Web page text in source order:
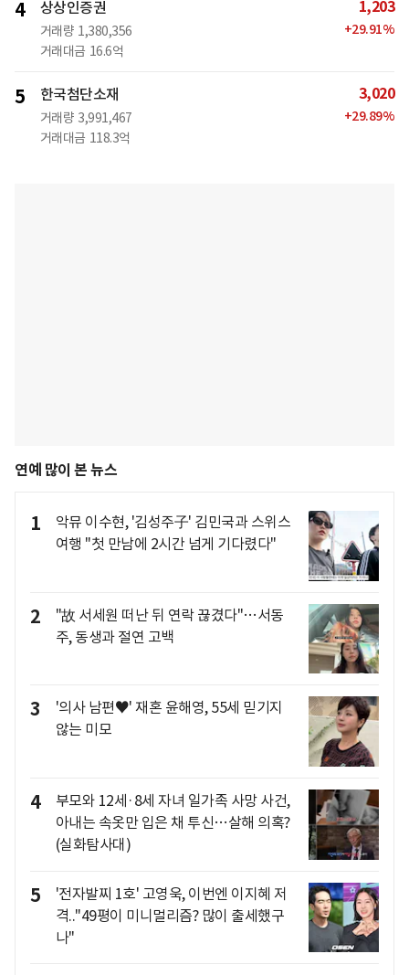
4 상상인증권
거래량 1,380,356
거래대금 16.6억
1,203
+29.91%
5 한국첨단소재
거래량 3,991,467
거래대금 118.3억
3,020
+29.89%
연예 많이 본 뉴스
1
악뮤 이수현, '김성주子' 김민국과 스위스
여행 "첫 만남에 2시간 넘게 기다렸다"
2
"故 서세원 떠난 뒤 연락 끊겼다"…서동
주, 동생과 절연 고백
3
'의사 남편♥' 재혼 윤해영, 55세 믿기지
않는 미모
4
부모와 12세·8세 자녀 일가족 사망 사건,
아내는 속옷만 입은 채 투신…살해 의혹?
(실화탐사대)
5
'전자발찌 1호' 고영욱, 이번엔 이지혜 저
격.."49평이 미니멀리즘? 많이 출세했구
나"